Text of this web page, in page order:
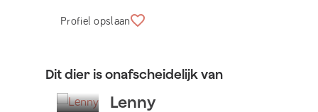
Profiel opslaan
Dit dier is onafscheidelijk van
Lenny